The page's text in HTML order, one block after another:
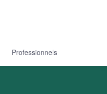
Professionnels